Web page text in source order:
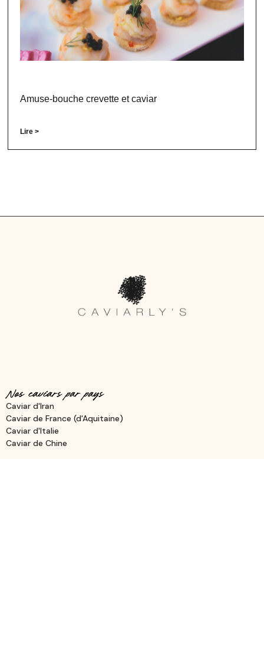
Amuse-bouche crevette et caviar
Lire >
Nos caviars par pays
Caviar d'Iran
Caviar de France (d'Aquitaine)
Caviar d'Italie
Caviar de Chine